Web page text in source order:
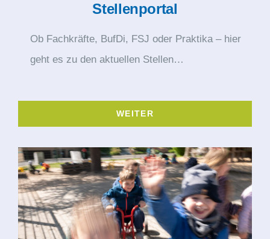
Stellenportal
Ob Fachkräfte, BufDi, FSJ oder Praktika – hier
geht es zu den aktuellen Stellen…
WEITER